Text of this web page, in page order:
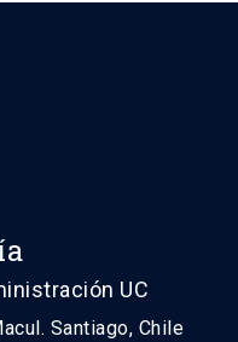
UC
Santiago, Chile